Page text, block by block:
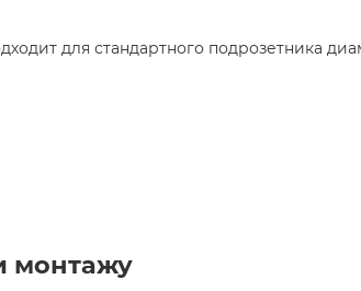
для стандартного подрозетника
монтажу